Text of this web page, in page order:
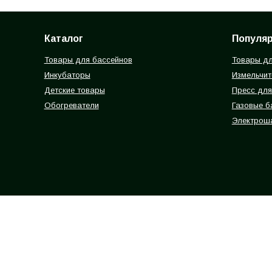
Каталог
Товары для бассейнов
Инкубаторы
Детские товары
Обогреватели
Товары
Пресс
Газовые